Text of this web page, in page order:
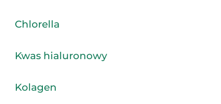
Chlorella
Kwas hialuronowy
Kolagen